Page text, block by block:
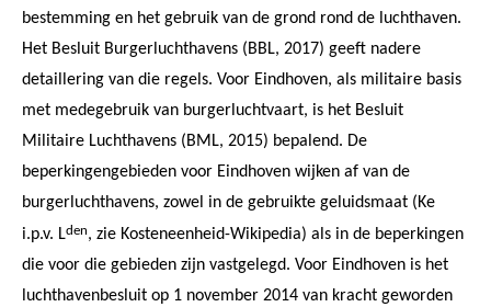
bestemming en het gebruik van de grond rond de luchthaven.
Het Besluit Burgerluchthavens (BBL, 2017) geeft nadere
detaillering van die regels. Voor Eindhoven, als militaire basis
met medegebruik van burgerluchtvaart, is het Besluit
Militaire Luchthavens (BML, 2015) bepalend. De
beperkingengebieden voor Eindhoven wijken af van de
burgerluchthavens, zowel in de gebruikte geluidsmaat (Ke
i.p.v. Lden, zie Kosteneenheid-Wikipedia) als in de beperkingen
die voor die gebieden zijn vastgelegd. Voor Eindhoven is het
luchthavenbesluit op 1 november 2014 van kracht geworden